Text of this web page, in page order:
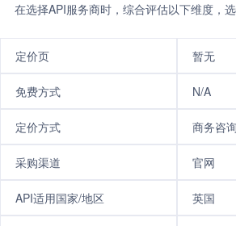
在选择API服务商时，综合评估以下维度，
定价页 暂无
免费方式 N/A
定价方式 商务咨询
采购渠道 官网
API适用国家/地区 英国